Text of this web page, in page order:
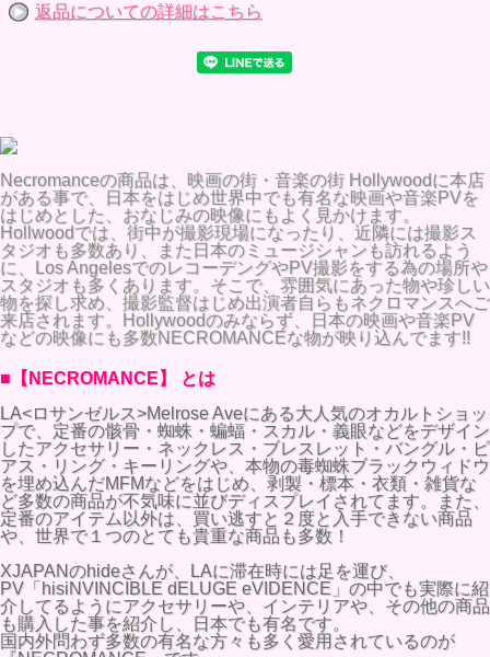
返品についての詳細はこちら
Necromanceの商品は、映画の街・音楽の街 Hollywoodに本店
がある事で、日本をはじめ世界中でも有名な映画や音楽PVを
はじめとした、おなじみの映像にもよく見かけます。
Hollwoodでは、街中が撮影現場になったり、近隣には撮影ス
タジオも多数あり、また日本のミュージシャンも訪れるよう
に、Los AngelesでのレコーデングやPV撮影をする為の場所や
スタジオも多くあります。そこで、雰囲気にあった物や珍しい
物を探し求め、撮影監督はじめ出演者自らもネクロマンスへご
来店されます。Hollywoodのみならず、日本の映画や音楽PV
などの映像にも多数NECROMANCEな物が映り込んでます!!
■【NECROMANCE】 とは
LA<ロサンゼルス>Melrose Aveにある大人気のオカルトショッ
プで、定番の骸骨・蜘蛛・蝙蝠・スカル・義眼などをデザイン
したアクセサリー・ネックレス・ブレスレット・バングル・ピ
アス・リング・キーリングや、本物の毒蜘蛛ブラックウィドウ
を埋め込んだMFMなどをはじめ、剥製・標本・衣類・雑貨な
ど多数の商品が不気味に並びディスプレイされてます。また、
定番のアイテム以外は、買い逃すと２度と入手できない商品
や、世界で１つのとても貴重な商品も多数！
XJAPANのhideさんが、LAに滞在時には足を運び、
PV「hisiNVINCIBLE dELUGE eVIDENCE」の中でも実際に紹
介してるようにアクセサリーや、インテリアや、その他の商品
も購入した事を紹介し、日本でも有名です。
国内外問わず多数の有名な方々も多く愛用されているのが